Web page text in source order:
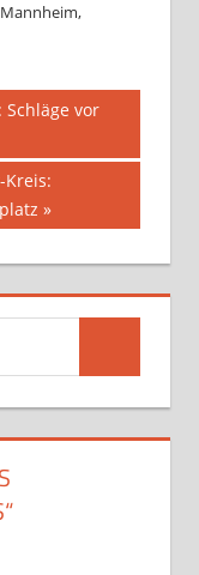
Schläge vor
Kreis: